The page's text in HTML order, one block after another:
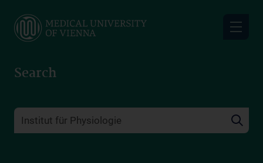
main
Search